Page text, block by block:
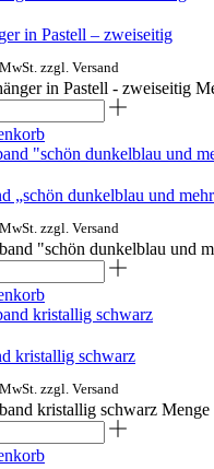
in Pastell – zweiseitig
zzgl. Versand
in Pastell - zweiseitig
„schön dunkelblau und
zzgl. Versand
"schön dunkelblau und
kristallig schwarz
zzgl. Versand
kristallig schwarz Menge